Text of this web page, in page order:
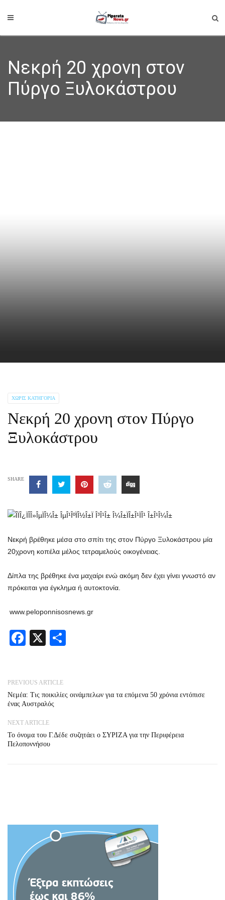
Νεκρή 20 χρονη στον
Πύργο Ξυλοκάστρου
ΧΩΡΊΣ ΚΑΤΗΓΟΡΊΑ
Νεκρή 20 χρονη στον Πύργο
Ξυλοκάστρου
SHARE
Νεκρή βρέθηκε μέσα στο σπίτι της στον Πύργο Ξυλοκάστρου μία
20χρονη κοπέλα μέλος τετραμελούς οικογένειας.
Δίπλα της βρέθηκε ένα μαχαίρι ενώ ακόμη δεν έχει γίνει γνωστό αν
πρόκειται για έγκλημα ή αυτοκτονία.
www.peloponnisosnews.gr
Facebook
X
PREVIOUS ARTICLE
Νεμέα: Τις ποικιλίες οινάμπελων για τα επόμενα 50 χρόνια εντόπισε
ένας Αυστραλός
NEXT ARTICLE
To όνομα του Γ.Δέδε συζητάει ο ΣΥΡΙΖΑ για την Περιφέρεια
Πελοποννήσου